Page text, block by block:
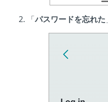
「パスワードを忘れた